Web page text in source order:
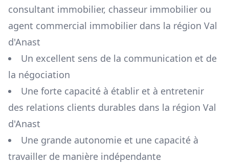
consultant immobilier, chasseur immobilier ou
agent commercial immobilier dans la région Val
d'Anast
Un excellent sens de la communication et de
la négociation
Une forte capacité à établir et à entretenir
des relations clients durables dans la région Val
d'Anast
Une grande autonomie et une capacité à
travailler de manière indépendante